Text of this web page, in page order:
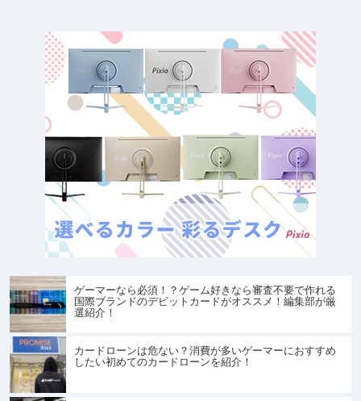
ゲーマーなら必須！？ゲーム好きなら審査不要で作れる
国際ブランドのデビットカードがオススメ！編集部が厳
選紹介！
カードローンは危ない？消費が多いゲーマーにおすすめ
したい初めてのカードローンを紹介！